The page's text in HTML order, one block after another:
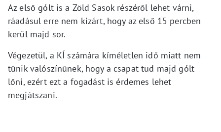
Az első gólt is a Zöld Sasok részéről lehet várni,
ráadásul erre nem kizárt, hogy az első 15 percben
kerül majd sor.
Végezetül, a KÍ számára kíméletlen idő miatt nem
tűnik valószínűnek, hogy a csapat tud majd gólt
lőni, ezért ezt a fogadást is érdemes lehet
megjátszani.